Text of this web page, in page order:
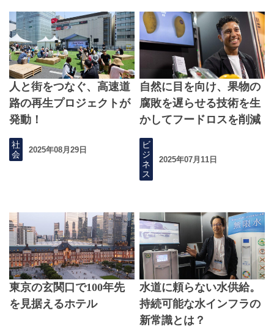
人と街をつなぐ、高速道
路の再生プロジェクトが
発動！
社
会
2025年08月29日
自然に目を向け、果物の
腐敗を遅らせる技術を生
かしてフードロスを削減
ビ
ジ
ネ
ス
2025年07月11日
東京の玄関口で100年先
を見据えるホテル
水道に頼らない水供給。
持続可能な水インフラの
新常識とは？